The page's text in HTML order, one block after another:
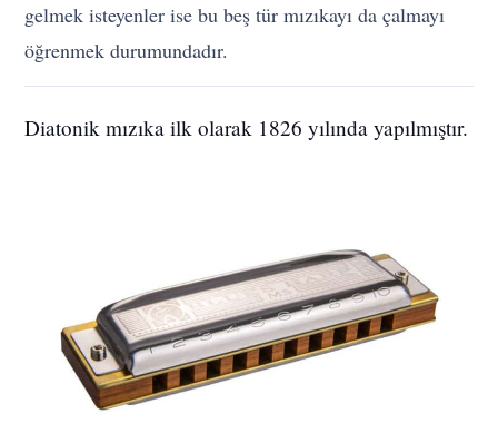
gelmek isteyenler ise bu beş tür mızıkayı da çalmayı
öğrenmek durumundadır.
Diatonik mızıka ilk olarak 1826 yılında yapılmıştır.